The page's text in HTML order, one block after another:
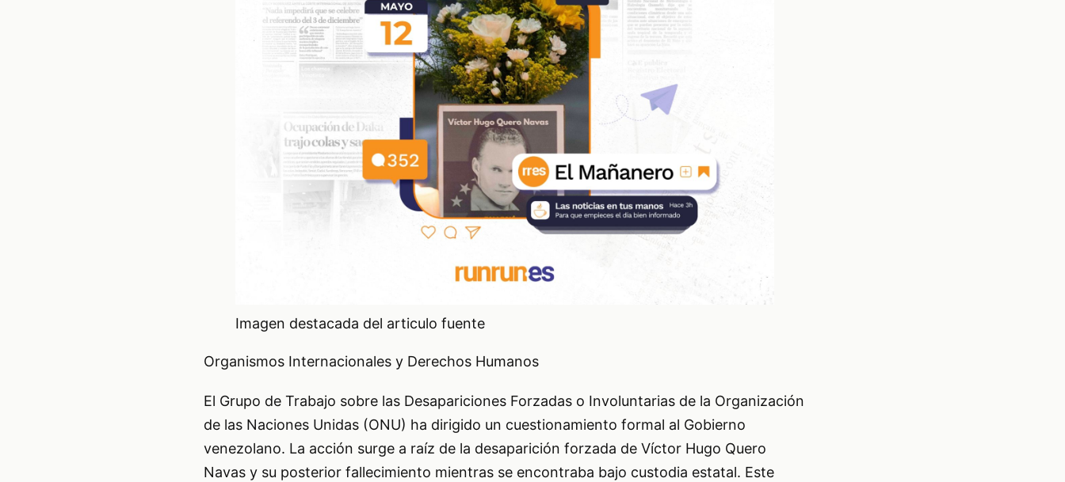
Imagen destacada del articulo fuente
Organismos Internacionales y Derechos Humanos
El Grupo de Trabajo sobre las Desapariciones Forzadas o Involuntarias de la Organización
de las Naciones Unidas (ONU) ha dirigido un cuestionamiento formal al Gobierno
venezolano. La acción surge a raíz de la desaparición forzada de Víctor Hugo Quero
Navas y su posterior fallecimiento mientras se encontraba bajo custodia estatal. Este